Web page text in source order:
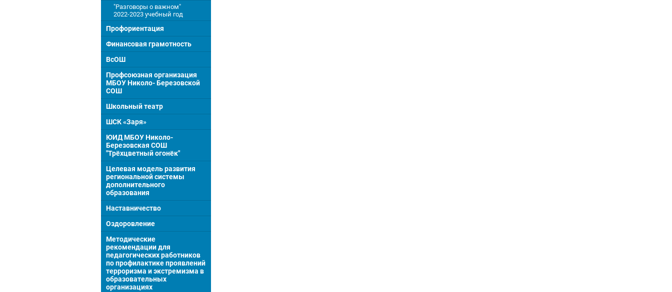
"Разговоры о важном"
2022-2023 учебный год
Профориентация
Финансовая грамотность
ВсОШ
Профсоюзная организация
МБОУ Николо- Березовской
СОШ
Школьный театр
ШСК «Заря»
ЮИД МБОУ Николо-
Березовская СОШ
"Трёхцветный огонёк"
Целевая модель развития
региональной системы
дополнительного
образования
Наставничество
Оздоровление
Методические
рекомендации для
педагогических работников
по профилактике проявлений
терроризма и экстремизма в
образовательных
организациях